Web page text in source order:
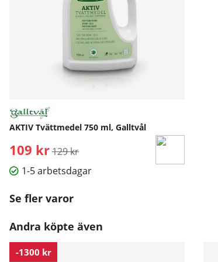
AKTIV Tvättmedel 750 ml, Galltvål
109 kr Ordinarie pris:
129 kr
1-5 arbetsdagar
Se fler varor
Andra köpte även
-1300 kr